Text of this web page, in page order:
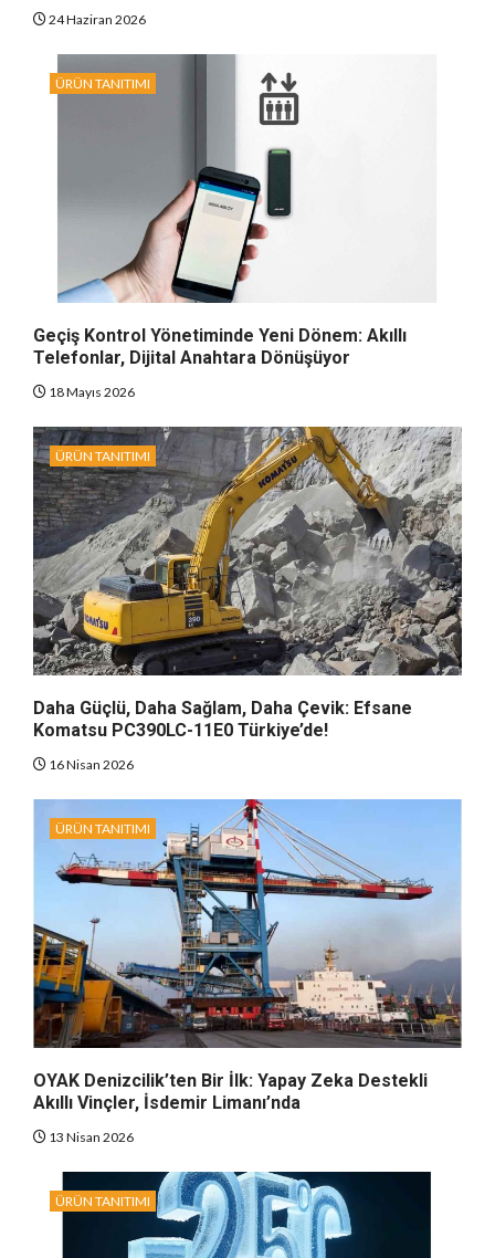
24 Haziran 2026
ÜRÜN TANITIMI
Geçiş Kontrol Yönetiminde Yeni Dönem: Akıllı
Telefonlar, Dijital Anahtara Dönüşüyor
18 Mayıs 2026
ÜRÜN TANITIMI
Daha Güçlü, Daha Sağlam, Daha Çevik: Efsane
Komatsu PC390LC-11E0 Türkiye’de!
16 Nisan 2026
ÜRÜN TANITIMI
OYAK Denizcilik’ten Bir İlk: Yapay Zeka Destekli
Akıllı Vinçler, İsdemir Limanı’nda
13 Nisan 2026
ÜRÜN TANITIMI